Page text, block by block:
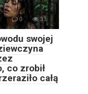
0 33
swojej
co zrobił
całą